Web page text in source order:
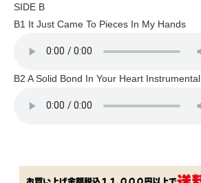
SIDE B
B1 It Just Came To Pieces In My Hands
B2 A Solid Bond In Your Heart Instrumental